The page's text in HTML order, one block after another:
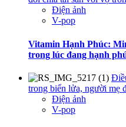
Điện ảnh
V-pop
Vitamin Hạnh Phúc:
trong lúc đang hạnh
trong biển lửa, người mẹ
Điện ảnh
V-pop